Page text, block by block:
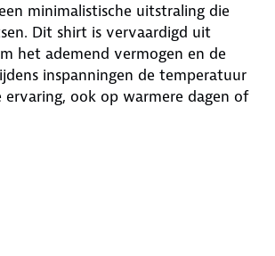
minimalistische uitstraling die
Dit shirt is vervaardigd uit
het ademend vermogen en de
inspanningen de temperatuur
ook op warmere dagen of
de rits tijdens beweging op
benodigdheden onderweg
dat het shirt verschuift